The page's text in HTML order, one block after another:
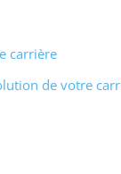
carrière
de votre